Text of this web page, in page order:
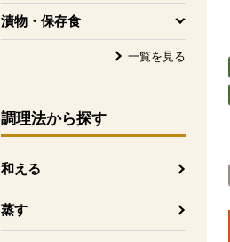
漬物・保存食
を開く
一覧を見る
調理法から探す
和える
蒸す